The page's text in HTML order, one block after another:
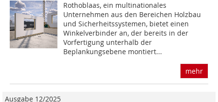
Rothoblaas, ein multinationales
Unternehmen aus den Bereichen Holzbau
und Sicherheitssystemen, bietet einen
Winkelverbinder an, der bereits in der
Vorfertigung unterhalb der
Beplankungsebene montiert...
mehr
Ausgabe 12/2025